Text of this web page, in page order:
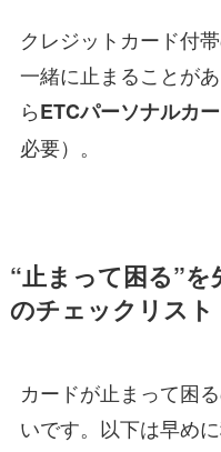
クレジットカード付
一緒に止まることが
らETCパーソナルカ
必要）。
“止まって困る”
のチェックリスト
カードが止まって困
いです。以下は早めに